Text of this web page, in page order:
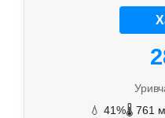
💧 41%🌡️ 761